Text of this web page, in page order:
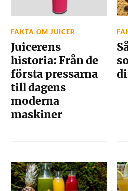
FAKTA OM JUICER
Juicerens
historia: Från de
första pressarna
till dagens
moderna
maskiner